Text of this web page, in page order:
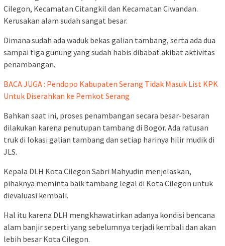
Cilegon, Kecamatan Citangkil dan Kecamatan Ciwandan.
Kerusakan alam sudah sangat besar.
Dimana sudah ada waduk bekas galian tambang, serta ada dua
sampai tiga gunung yang sudah habis dibabat akibat aktivitas
penambangan.
BACA JUGA : Pendopo Kabupaten Serang Tidak Masuk List KPK
Untuk Diserahkan ke Pemkot Serang
Bahkan saat ini, proses penambangan secara besar-besaran
dilakukan karena penutupan tambang di Bogor. Ada ratusan
truk di lokasi galian tambang dan setiap harinya hilir mudik di
JLS.
Kepala DLH Kota Cilegon Sabri Mahyudin menjelaskan,
pihaknya meminta baik tambang legal di Kota Cilegon untuk
dievaluasi kembali.
Hal itu karena DLH mengkhawatirkan adanya kondisi bencana
alam banjir seperti yang sebelumnya terjadi kembali dan akan
lebih besar Kota Cilegon.